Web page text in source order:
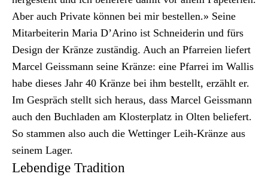
Aber auch Pri­vate kön­nen bei mir bestellen.» Seine
Mitar­bei­t­erin Maria D’Arino ist Schnei­derin und fürs
Design der Kränze zuständig. Auch an Pfar­reien liefert
Mar­cel Geiss­mann seine Kränze: eine Pfar­rei im Wal­lis
habe dieses Jahr 40 Kränze bei ihm bestellt, erzählt er.
Im Gespräch stellt sich her­aus, dass Mar­cel Geiss­mann
auch den Buch­laden am Kloster­platz in Olten beliefert.
So stam­men also auch die Wet­tinger Leih-Kränze aus
seinem Lager.
Lebendige Tradition